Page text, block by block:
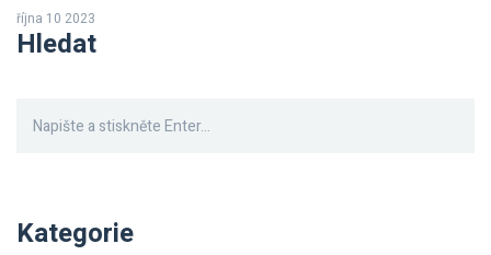
Představím vám své tipy a triky z vlastní zkušenosti, takže se
nebojte a pojďme na to!
října 10 2023
Hledat
Kategorie